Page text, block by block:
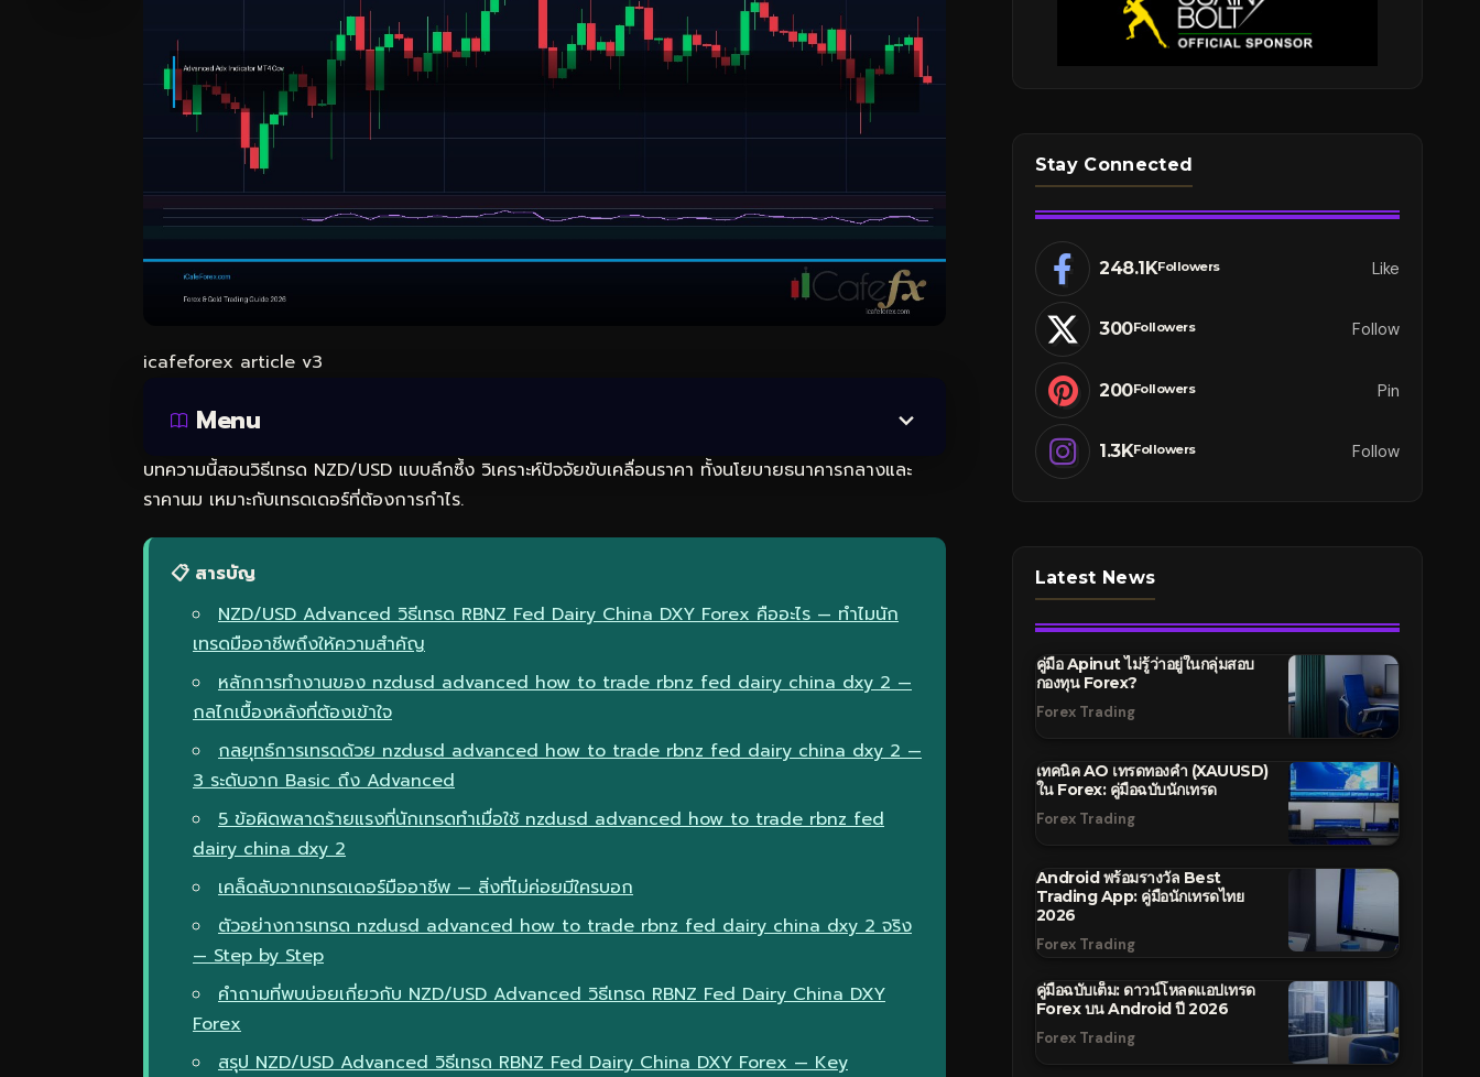
icafeforex article v3
Menu
บทความนี้สอนวิธีเทรด NZD/USD แบบลึกซึ้ง วิเคราะห์ปัจจัยขับเคลื่อนราคา ทั้งนโยบายธนาคารกลางและ
ราคานม เหมาะกับเทรดเดอร์ที่ต้องการกำไร.
📋 สารบัญ
NZD/USD Advanced วิธีเทรด RBNZ Fed Dairy China DXY Forex คืออะไร — ทำไมนัก
เทรดมืออาชีพถึงให้ความสำคัญ
หลักการทำงานของ nzdusd advanced how to trade rbnz fed dairy china dxy 2 —
กลไกเบื้องหลังที่ต้องเข้าใจ
กลยุทธ์การเทรดด้วย nzdusd advanced how to trade rbnz fed dairy china dxy 2 —
3 ระดับจาก Basic ถึง Advanced
5 ข้อผิดพลาดร้ายแรงที่นักเทรดทำเมื่อใช้ nzdusd advanced how to trade rbnz fed
dairy china dxy 2
เคล็ดลับจากเทรดเดอร์มืออาชีพ — สิ่งที่ไม่ค่อยมีใครบอก
ตัวอย่างการเทรด nzdusd advanced how to trade rbnz fed dairy china dxy 2 จริง
— Step by Step
คำถามที่พบบ่อยเกี่ยวกับ NZD/USD Advanced วิธีเทรด RBNZ Fed Dairy China DXY
Forex
สรุป NZD/USD Advanced วิธีเทรด RBNZ Fed Dairy China DXY Forex — Key
Stay Connected
248.1KFollowers Like
300Followers Follow
200Followers Pin
1.3KFollowers Follow
Latest News
คู่มือ Apinut ไม่รู้ว่าอยู่ในกลุ่มสอบ
กองทุน Forex?
Forex Trading
เทคนิค AO เทรดทองคำ (XAUUSD)
ใน Forex: คู่มือฉบับนักเทรด
Forex Trading
Android พร้อมรางวัล Best
Trading App: คู่มือนักเทรดไทย
2026
Forex Trading
คู่มือฉบับเต็ม: ดาวน์โหลดแอปเทรด
Forex บน Android ปี 2026
Forex Trading